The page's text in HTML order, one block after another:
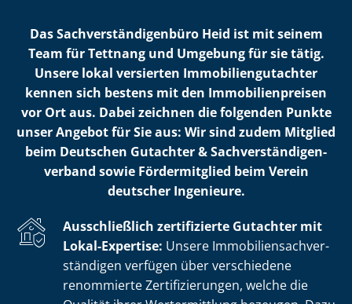
Das Sach­ver­stän­di­gen­bü­ro Heid ist mit seinem
Team für Tettnang und Umgebung für sie tätig.
Unsere lokal versierten Im­mo­bi­li­en­gut­ach­ter
kennen sich bestens mit den Im­mo­bi­li­en­prei­sen
vor Ort aus. Dabei zeichnen die folgenden Punkte
unser Angebot für Sie aus: Wir sind zudem Mitglied
beim Deutschen Gutachter & Sach­ver­stän­di­gen­
ver­band sowie Fördermitglied beim Verein
deutscher Ingenieure.
Ausschließlich zertifizierte Gutachter mit
Lokal-Expertise: Unsere Im­mo­bi­li­en­sach­ver­
stän­di­gen verfügen über verschiedene
renommierte Zer­ti­fi­zie­run­gen, welche die